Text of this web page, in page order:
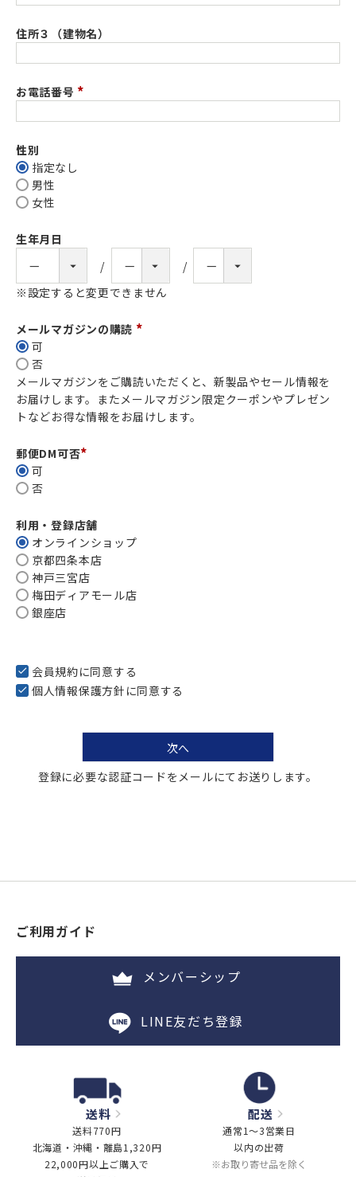
初回購入日を基準に12ヶ月間のご購入金額の合計です。
ランクアップについて
初回購入日から1か月後＋5日目を基準日として、毎月判
定。
ップします。
セットされます。
※実際にはランクダウンと並行して行われます。
■4/10に初回で2万円購入、10/22に3万円を購入した場合
ランクダウンについて
初回購入日から12か月後＋5日目に判定されます。
以降、1年毎に前年度の累積購入金額に応じて判定されま
※実際にはランクアップと並行して行われます。
■初年度に合計5万円を購入し、翌年度に合計7千円購入
した場合
■初年度に合計5万円を購入し、翌年度に合計8万円購入した場合
※ 2025/11の会員情報移行の対象者様においては、
その後1年間ご注文のない場合は「ネイビーランク」と
登録しているお客様は、上記特典の対象外となる「対
必
)
住所３（建物名）
お電話番号
必
性別
指定なし
男性
女性
生年月日
※設定すると変更できません
メールマガジンの購読
須
)
可
否
メールマガジンをご購読いただくと、新製品やセール情報を
お届けします。またメールマガジン限定クーポンやプレゼン
トなどお得な情報をお届けします。
郵便DM可否
)
可
否
利用・登録店舗
オンラインショップ
京都四条本店
神戸三宮店
梅田ディアモール店
銀座店
会員規約に同意する
個人情報保護方針 に同意する
次へ
登録に必要な認証コードをメールにてお送りします。
ご利用ガイド
メンバーシップ
LINE友だち登録
送料
送料770円
北海道・沖縄・離島1,320円
22,000円以上ご購入で
配送
通常1～3営業日
以内の出荷
※お取り寄せ品を除く